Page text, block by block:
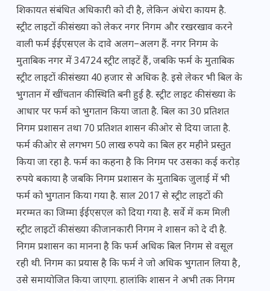
शिकायत संबंधित अधिकारी को दी है, लेकिन अंधेरा कायम है.
स्ट्रीट लाइटों की संख्या को लेकर नगर निगम और रखरखाव करने
वाली फर्म ईईएसएल के दावे अलग–अलग हैं. नगर निगम के
मुताबिक नगर में 34724 स्ट्रीट लाइटें हैं‚ जबकि फर्म के मुताबिक
स्ट्रीट लाइटों की संख्या 40 हजार से अधिक है. इसे लेकर भी बिल के
भुगतान में खींचतान की स्थिति बनी हुई है. स्ट्रीट लाइट की संख्या के
आधार पर फर्म को भुगतान किया जाता है. बिल का 30 प्रतिशत
निगम प्रशासन तथा 70 प्रतिशत शासन की ओर से दिया जाता है.
फर्म की ओर से लगभग 50 लाख रुपये का बिल हर महीने प्रस्तुत
किया जा रहा है. फर्म का कहना है कि निगम पर उसका कई करोड़
रुपये बकाया है जबकि निगम प्रशासन के मुताबिक जुलाई में भी
फर्म को भुगतान किया गया है. साल 2017 से स्ट्रीट लाइटों की
मरम्मत का जिम्मा ईईएसएल को दिया गया है. सर्वे में कम मिली
स्ट्रीट लाइटों की संख्या की जानकारी निगम ने शासन को दे दी है.
निगम प्रशासन का मानना है कि फर्म अधिक बिल निगम से वसूल
रही थी. निगम का प्रयास है कि फर्म ने जो अधिक भुगतान लिया है‚
उसे समायोजित किया जाएगा. हालांकि शासन ने अभी तक निगम